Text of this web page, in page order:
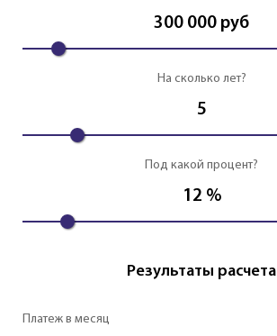
300 000 руб
На сколько лет?
5
Под какой процент?
12 %
Результаты расчета
Платеж в месяц